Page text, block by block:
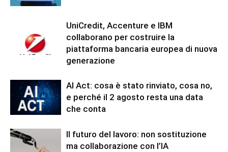
UniCredit, Accenture e IBM
collaborano per costruire la
piattaforma bancaria europea di nuova
generazione
AI Act: cosa è stato rinviato, cosa no,
e perché il 2 agosto resta una data
che conta
Il futuro del lavoro: non sostituzione
ma collaborazione con l’IA